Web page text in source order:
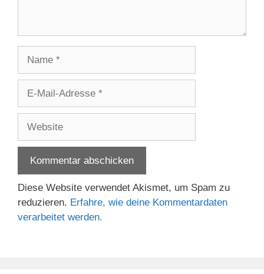
Adresse
Diese Website verwendet Akismet, um Spam zu
reduzieren. Erfahre, wie deine Kommentardaten
verarbeitet werden.